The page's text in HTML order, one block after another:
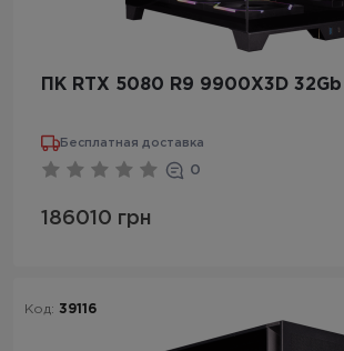
ПК RTX 5080 R9 9900X3D 32Gb
Бесплатная доставка
0
186010 грн
Код: 39116